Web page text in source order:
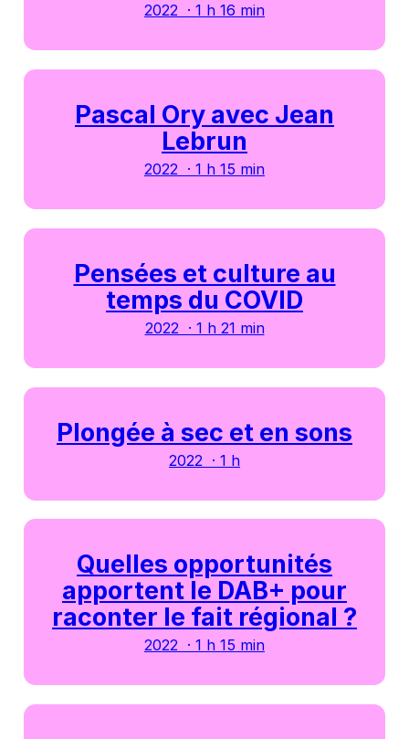
2022 · 1 h 16 min
Pascal Ory avec Jean
Lebrun
2022 · 1 h 15 min
Pensées et culture au
temps du COVID
2022 · 1 h 21 min
Plongée à sec et en sons
2022 · 1 h
Quelles opportunités
apportent le DAB+ pour
raconter le fait régional ?
2022 · 1 h 15 min